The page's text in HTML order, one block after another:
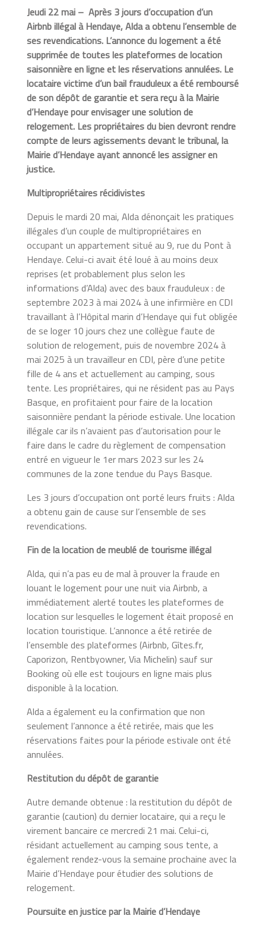
Jeudi 22 mai – Après 3 jours d’occupation d’un
Airbnb illégal à Hendaye, Alda a obtenu l’ensemble de
ses revendications. L’annonce du logement a été
supprimée de toutes les plateformes de location
saisonnière en ligne et les réservations annulées. Le
locataire victime d’un bail frauduleux a été remboursé
de son dépôt de garantie et sera reçu à la Mairie
d’Hendaye pour envisager une solution de
relogement. Les propriétaires du bien devront rendre
compte de leurs agissements devant le tribunal, la
Mairie d’Hendaye ayant annoncé les assigner en
justice.
Multipropriétaires récidivistes
Depuis le mardi 20 mai, Alda dénonçait les pratiques
illégales d’un couple de multipropriétaires en
occupant un appartement situé au 9, rue du Pont à
Hendaye. Celui-ci avait été loué à au moins deux
reprises (et probablement plus selon les
informations d’Alda) avec des baux frauduleux : de
septembre 2023 à mai 2024 à une infirmière en CDI
travaillant à l’Hôpital marin d’Hendaye qui fut obligée
de se loger 10 jours chez une collègue faute de
solution de relogement, puis de novembre 2024 à
mai 2025 à un travailleur en CDI, père d’une petite
fille de 4 ans et actuellement au camping, sous
tente. Les propriétaires, qui ne résident pas au Pays
Basque, en profitaient pour faire de la location
saisonnière pendant la période estivale. Une location
illégale car ils n’avaient pas d’autorisation pour le
faire dans le cadre du règlement de compensation
entré en vigueur le 1er mars 2023 sur les 24
communes de la zone tendue du Pays Basque.
Les 3 jours d’occupation ont porté leurs fruits : Alda
a obtenu gain de cause sur l’ensemble de ses
revendications.
Fin de la location de meublé de tourisme illégal
Alda, qui n’a pas eu de mal à prouver la fraude en
louant le logement pour une nuit via Airbnb, a
immédiatement alerté toutes les plateformes de
location sur lesquelles le logement était proposé en
location touristique. L’annonce a été retirée de
l’ensemble des plateformes (Airbnb, Gîtes.fr,
Caporizon, Rentbyowner, Via Michelin) sauf sur
Booking où elle est toujours en ligne mais plus
disponible à la location.
Alda a également eu la confirmation que non
seulement l’annonce a été retirée, mais que les
réservations faites pour la période estivale ont été
annulées.
Restitution du dépôt de garantie
Autre demande obtenue : la restitution du dépôt de
garantie (caution) du dernier locataire, qui a reçu le
virement bancaire ce mercredi 21 mai. Celui-ci,
résidant actuellement au camping sous tente, a
également rendez-vous la semaine prochaine avec la
Mairie d’Hendaye pour étudier des solutions de
relogement.
Poursuite en justice par la Mairie d’Hendaye